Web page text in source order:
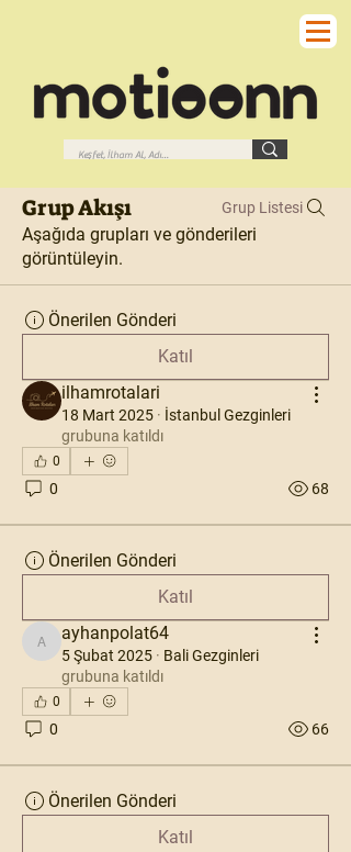
Grup Akışı Grup Listesi
Aşağıda grupları ve gönderileri
görüntüleyin.
Önerilen Gönderi
Katıl
ilhamrotalari
18 Mart 2025 · İstanbul Gezginleri
grubuna katıldı
0
0 68
Önerilen Gönderi
Katıl
ayhanpolat64
ayhanpolat64
5 Şubat 2025 · Bali Gezginleri
grubuna katıldı
0
0 66
Önerilen Gönderi
Katıl